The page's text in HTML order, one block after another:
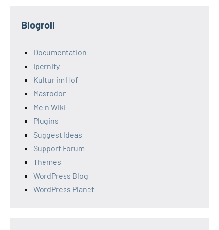
Blogroll
Documentation
Ipernity
Kultur im Hof
Mastodon
Mein Wiki
Plugins
Suggest Ideas
Support Forum
Themes
WordPress Blog
WordPress Planet